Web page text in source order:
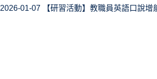
2026-01-07 【研習活動】教職員英語口說增